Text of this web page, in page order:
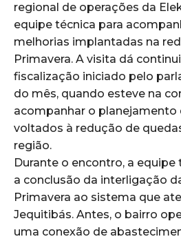
regional de operações da
equipe técnica para
melhorias implantadas na
Primavera. A visita dá
fiscalização iniciado pelo
do mês, quando esteve na
acompanhar o
voltados à redução de
região.
Durante o encontro, a
a conclusão da interligação
Primavera ao sistema que
Jequitibás. Antes, o bairro
uma conexão de